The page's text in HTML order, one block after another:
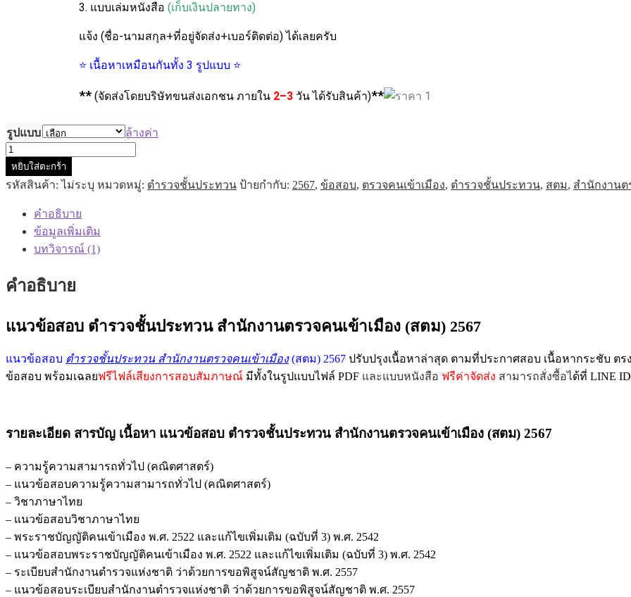
3. แบบเล่มหนังสือ (เก็บเงินปลายทาง)
แจ้ง (ชื่อ-นามสกุล+ที่อยู่จัดส่ง+เบอร์ติดต่อ) ได้เลยครับ
⭐ เนื้อหาเหมือนกันทั้ง 3 รูปแบบ ⭐
** (จัดส่งโดยบริษัทขนส่งเอกชน ภายใน 2–3 วัน ได้รับสินค้า)**
รูปแบบ ล้างค่า
หยิบใส่ตะกร้า
รหัสสินค้า:ไม่ระบุ หมวดหมู่: ตำรวจชั้นประทวน ป้ายกำกับ: 2567, ข้อสอบ, ตรวจคนเข้าเมือง, ตำรวจชั้นประทวน, สตม, สำนักงานต
คำอธิบาย
ข้อมูลเพิ่มเติม
บทวิจารณ์ (1)
คำอธิบาย
แนวข้อสอบ ตำรวจชั้นประทวน สำนักงานตรวจคนเข้าเมือง (สตม) 2567
แนวข้อสอบ ตำรวจชั้นประทวน สำนักงานตรวจคนเข้าเมือง(สตม) 2567 ปรับปรุงเนื้อหาล่าสุด ตามที่ประกาศสอบ เนื้อหากระชับ ตร
ข้อสอบ พร้อมเฉลยฟรีไฟล์เสียงการสอบสัมภาษณ์ มีทั้งในรูปแบบไฟล์ PDF และแบบหนังสือ ฟรีค่าจัดส่ง สามารถสั่งซื้อได้ที่ LINE
รายละเอียด สารบัญ เนื้อหา แนวข้อสอบ ตำรวจชั้นประทวน สำนักงานตรวจคนเข้าเมือง (สตม) 2567
– ความรู้ความสามารถทั่วไป (คณิตศาสตร์)
– แนวข้อสอบความรู้ความสามารถทั่วไป (คณิตศาสตร์)
– วิชาภาษาไทย
– แนวข้อสอบวิชาภาษาไทย
– พระราชบัญญัติคนเข้าเมือง พ.ศ. 2522 และแก้ไขเพิ่มเติม (ฉบับที่ 3) พ.ศ. 2542
– แนวข้อสอบพระราชบัญญัติคนเข้าเมือง พ.ศ. 2522 และแก้ไขเพิ่มเติม (ฉบับที่ 3) พ.ศ. 2542
– ระเบียบสำนักงานตำรวจแห่งชาติ ว่าด้วยการขอพิสูจน์สัญชาติ พ.ศ. 2557
– แนวข้อสอบระเบียบสำนักงานตำรวจแห่งชาติ ว่าด้วยการขอพิสูจน์สัญชาติ พ.ศ. 2557